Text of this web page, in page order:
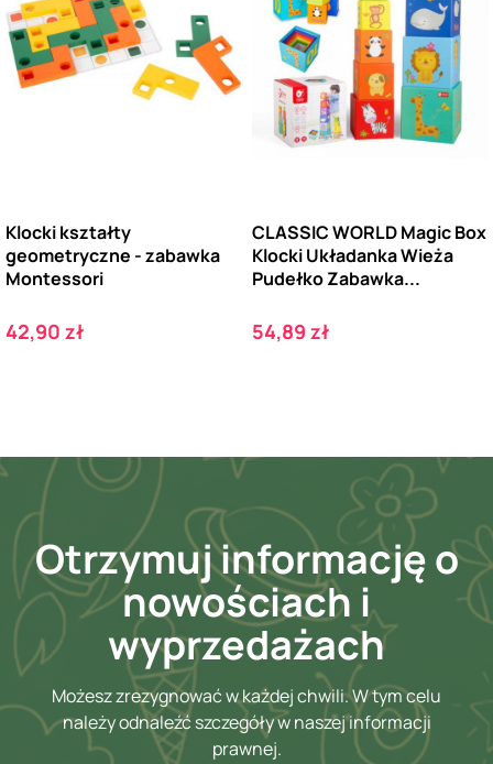
Klocki kształty
geometryczne - zabawka
Montessori
Cena
42,90 zł
CLASSIC WORLD Magic Box
Klocki Układanka Wieża
Pudełko Zabawka...
Cena
54,89 zł
Otrzymuj informację o
nowościach i
wyprzedażach
Możesz zrezygnować w każdej chwili. W tym celu
należy odnaleźć szczegóły w naszej informacji
prawnej.